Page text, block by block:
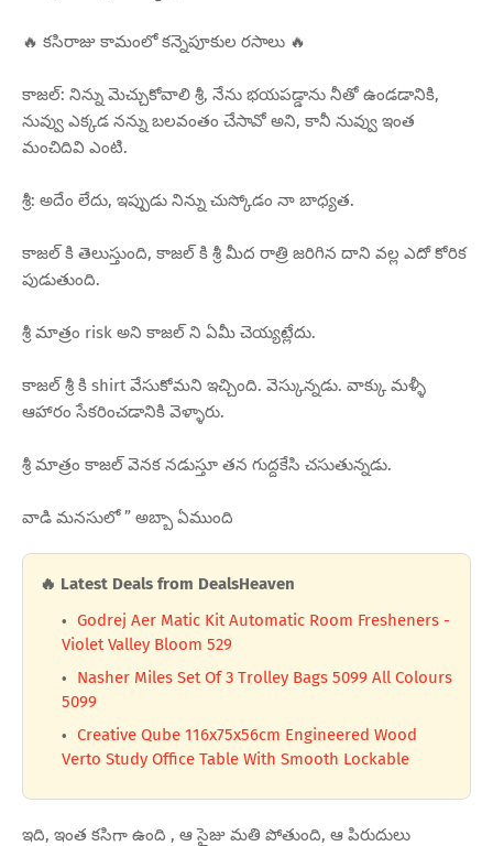
🔥 కసిరాజు కామంలో కన్నెపూకుల రసాలు 🔥
కాజల్: నిన్ను మెచ్చుకోవాలి శ్రీ, నేను భయపడ్డాను నీతో ఉండడానికి,
నువ్వు ఎక్కడ నన్ను బలవంతం చేసావో అని, కానీ నువ్వు ఇంత
మంచిదివి ఎంటి.
శ్రీ: అదేం లేదు, ఇప్పుడు నిన్ను చుస్కోడం నా బాధ్యత.
కాజల్ కి తెలుస్తుంది, కాజల్ కి శ్రీ మీద రాత్రి జరిగిన దాని వల్ల ఎదో కోరిక
పుడుతుంది.
శ్రీ మాత్రం risk అని కాజల్ ని ఏమీ చెయ్యట్లేదు.
కాజల్ శ్రీ కి shirt వేసుకోమని ఇచ్చింది. వెస్కున్నడు. వాక్కు మళ్ళీ
ఆహారం సేకరించడానికి వెళ్ళారు.
శ్రీ మాత్రం కాజల్ వెనక నడుస్తూ తన గుద్దకేసి చసుతున్నడు.
వాడి మనసులో ” అబ్బా ఏముంది
🔥 Latest Deals from DealsHeaven
Godrej Aer Matic Kit Automatic Room Fresheners -
Violet Valley Bloom 529
Nasher Miles Set Of 3 Trolley Bags 5099 All Colours
5099
Creative Qube 116x75x56cm Engineered Wood
Verto Study Office Table With Smooth Lockable
ఇది, ఇంత కసిగా ఉంది , ఆ సైజు మతి పోతుంది, ఆ పిరుదులు